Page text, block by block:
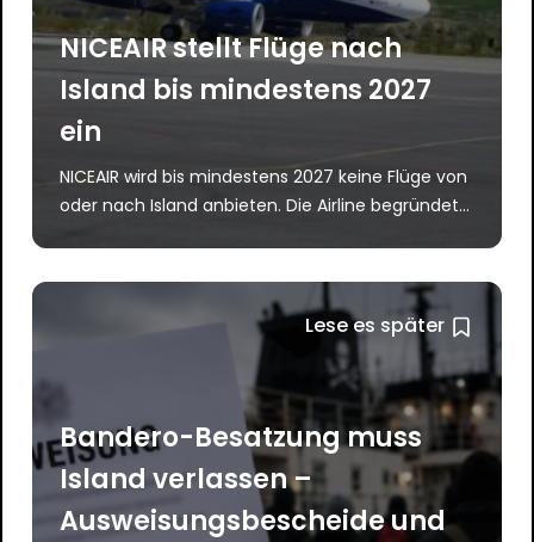
NICEAIR stellt Flüge nach
Island bis mindestens 2027
ein
NICEAIR wird bis mindestens 2027 keine Flüge von
oder nach Island anbieten. Die Airline begründet...
Lese es später
Bandero-Besatzung muss
Island verlassen –
Ausweisungsbescheide und